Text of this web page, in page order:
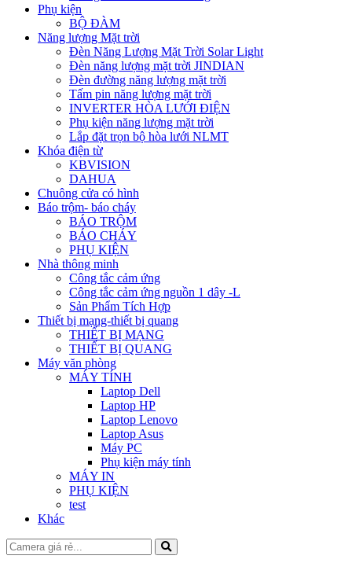
Phụ kiện
BỘ ĐÀM
Năng lượng Mặt trời
Đèn Năng Lượng Mặt Trời Solar Light
Đèn năng lượng mặt trời JINDIAN
Đèn đường năng lượng mặt trời
Tấm pin năng lượng mặt trời
INVERTER HÒA LƯỚI ĐIỆN
Phụ kiện năng lượng mặt trời
Lắp đặt trọn bộ hòa lưới NLMT
Khóa điện từ
KBVISION
DAHUA
Chuông cửa có hình
Báo trộm- báo cháy
BÁO TRỘM
BÁO CHÁY
PHỤ KIỆN
Nhà thông minh
Công tắc cảm ứng
Công tắc cảm ứng nguồn 1 dây -L
Sản Phẩm Tích Hợp
Thiết bị mạng-thiết bị quang
THIẾT BỊ MẠNG
THIẾT BỊ QUANG
Máy văn phòng
MÁY TÍNH
Laptop Dell
Laptop HP
Laptop Lenovo
Laptop Asus
Máy PC
Phụ kiện máy tính
MÁY IN
PHỤ KIỆN
test
Khác